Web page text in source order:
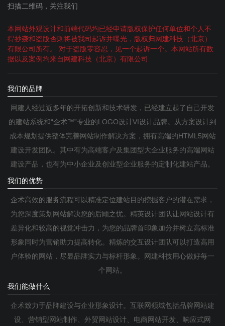
扫描二维码，关注我们
本网站外观设计和前端代码均已经申请版权保护任何单位和个人不
得抄袭和盗版否则将被我司起诉并曝光，版权归网建科技（北京）
有限公司所有。 对于盗版零容忍，见一个起诉一个。本网站所有数
据以及案例均来自网建科技（北京）有限公司
我们的品牌
网建人经过近多年的开拓创新和技术研发，已经建立起了自己开发
的建站系统和“企术™”专业的LOGO设计VI设计品牌。从方案设计到
成本规划提供整体完善网站制作解决方案，拥有高端的HTML5网站
建设开发团队。其中有为高端客户及集团型大企业服务的高端网站
建设产品，也有为中小企业及创业型企业服务的定制化建站产品。
我们的优势
企术高效的服务流程可以精准定位建站目的挖掘客户的潜在需求，
为您深度策划网站解决您的后顾之忧。精英设计团队让网站设计有
差异化和较高的视觉冲击力，为您的品牌首印象加分并树立高标准
形象同时为营销助力提高转化。精炼的交互设计团队可以打造高用
户体验的网站，尽显品牌实力与标杆形象。网建科技用心做好每一
个网站。
我们能做什么
企术致力于品牌建设与企业形象设计。互联网领域包括品牌网站建
设、营销型网站制作、外贸网站设计、电商网站开发、响应式网